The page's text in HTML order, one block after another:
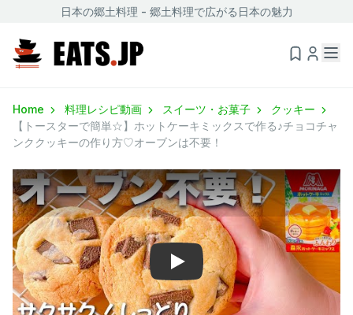
日本の郷土料理 - 郷土料理で広がる日本の魅力
Home 料理レシピ動画 スイーツ・お菓子
クッキー
【トースターで簡単☆】ホットケーキミックスで作る♪チョコチャ
ンククッキーの作り方♡オーブンは不要！
Play